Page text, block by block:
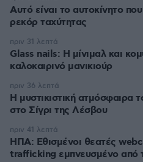
Αυτό είναι το αυτοκίνητο
ρεκόρ ταχύτητας
Glass nails: Η μίνιμαλ και
καλοκαιρινό μανικιούρ
πριν 31 λεπτά
Η μυστικιστική ατμόσφαιρα
στο Σίγρι της Λέσβου
πριν 36 λεπτά
ΗΠΑ: Εθισμένοι θεατές
trafficking εμπνευσμένο από
πριν 41 λεπτά